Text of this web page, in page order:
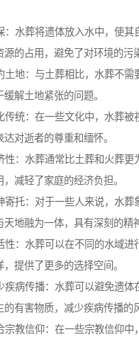
：水葬将遗体放入水中，使其
源的占用，避免了对环境的污
土地：与土葬相比，水葬不需
缓解土地紧张的问题。
传统：在一些文化中，水葬被
达对逝者的尊重和缅怀。
性：水葬通常比土葬和火葬更
，减轻了家庭的经济负担。
寄托：对于一些人来说，水葬
天地融为一体，具有深刻的精
性：水葬可以在不同的水域进
，提供了更多的选择空间。
疾病传播：水葬可以避免遗体
的有害物质，减少疾病传播的
宗教信仰：在一些宗教信仰中